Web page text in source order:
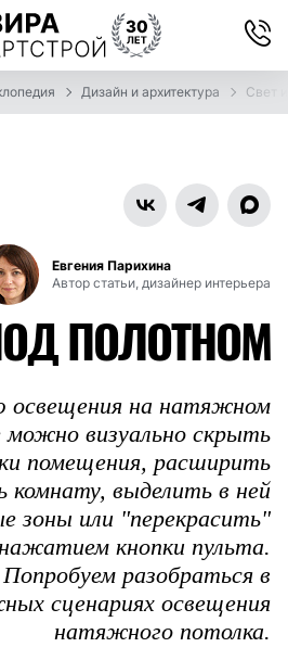
Дизайн и архитектура Свет
Евгения Парихина
Автор статьи, дизайнер интерьера
ПОЛОТНОМ
на натяжном
можно визуально скрыть
помещения, расширить
комнату, выделить в ней
зоны или "перекрасить"
кнопки пульта.
Попробуем разобраться в
сценариях освещения
натяжного потолка.